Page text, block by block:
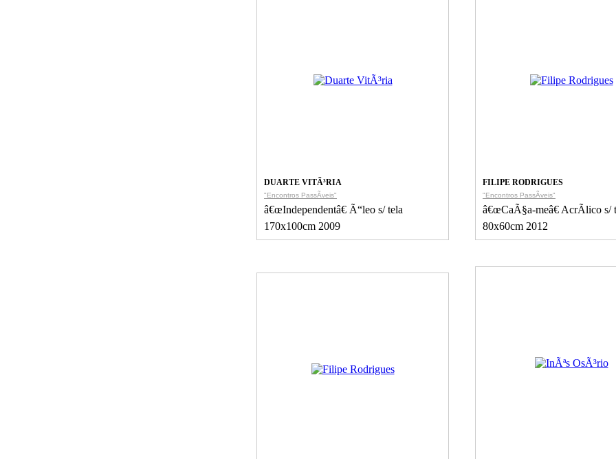
DUARTE VITÃ³RIA
"Encontros PassÃ­veis"
â€œIndependentâ€ Ã“leo s/ tela
170x100cm 2009
FILIPE RODRIGUES
"Encontros PassÃ­veis"
â€œCaÃ§a-meâ€ AcrÃ­lico s/
80x60cm 2012